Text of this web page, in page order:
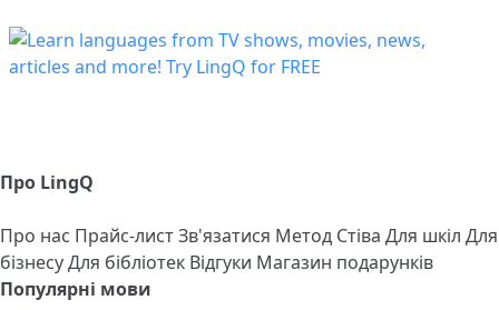
Про LingQ
Про нас Прайс-листЗв'язатися Метод Стіва Для шкіл Для
бізнесуДля бібліотек Відгуки Магазин подарунків
Популярні мови